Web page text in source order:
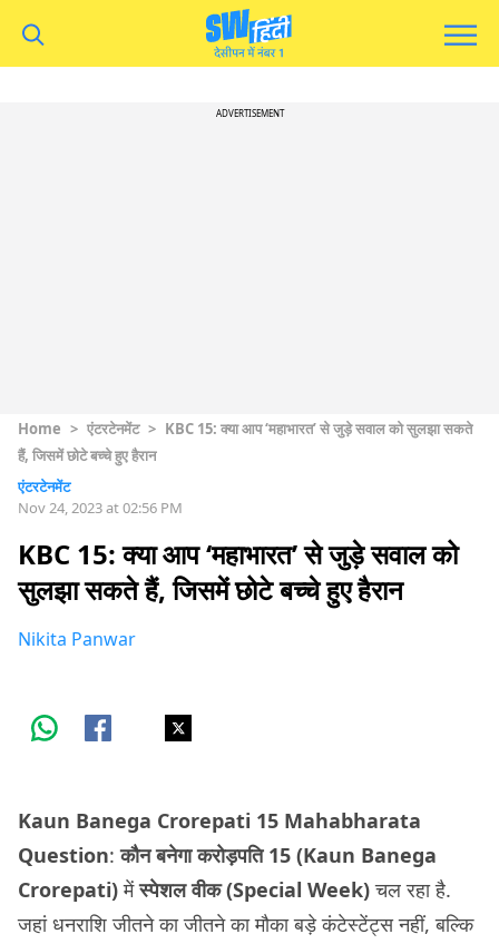
ADVERTISEMENT
Home > एंटरटेनमेंट > KBC 15: क्या आप ‘महाभारत’ से जुड़े सवाल को सुलझा सकते
हैं, जिसमें छोटे बच्चे हुए हैरान
एंटरटेनमेंट
Nov 24, 2023 at 02:56 PM
KBC 15: क्या आप ‘महाभारत’ से जुड़े सवाल को
सुलझा सकते हैं, जिसमें छोटे बच्चे हुए हैरान
Nikita Panwar
Kaun Banega Crorepati 15 Mahabharata
Question:कौन बनेगा करोड़पति 15 (Kaun Banega
Crorepati)मेंस्पेशल वीक (Special Week)चल रहा है.
जहां धनराशि जीतने का जीतने का मौका बड़े कंटेस्टेंट्स नहीं, बल्कि